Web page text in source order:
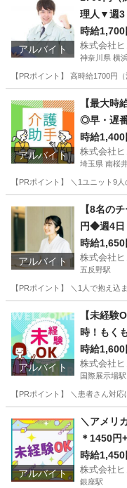
アルバイト
理人▼週3
時給1,700
株式会社
神奈川県 横
【PRポイント】 高時給1700
横浜駅
アルバイト
【最大
◎早・遅
S1W-
時給1,400
株式会社
埼玉県 南桜
【PRポイント】 ＼1ユニット9
南桜井駅
アルバイト
【8名の
円◆週4日
(ES1W-
時給1,650
株式会社
五反野駅
【PRポイント】 ＼1人で抱え
五反野駅
アルバイト
【未経験
時！もく
_1)
時給1,600
株式会社
国際展示場駅
【PRポイント】 ＼患者さん対
国際展示
アルバイト
＼アメリ
＊1450円
時給1,450
株式会社
銀座駅